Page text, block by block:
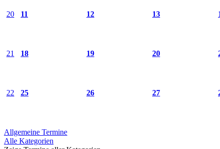
20 11 12 13
21 18 19 20
22 25 26 27
Allgemeine Termine
Alle Kategorien